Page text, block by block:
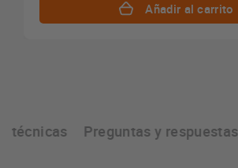
Añadir al carrito
técnicas Preguntas y respuestas